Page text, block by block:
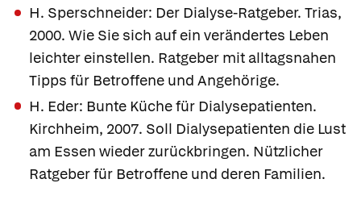
H. Sperschneider: Der Dialyse-Ratgeber. Trias,
2000. Wie Sie sich auf ein verändertes Leben
leichter einstellen. Ratgeber mit alltagsnahen
Tipps für Betroffene und Angehörige.
H. Eder: Bunte Küche für Dialysepatienten.
Kirchheim, 2007. Soll Dialysepatienten die Lust
am Essen wieder zurückbringen. Nützlicher
Ratgeber für Betroffene und deren Familien.